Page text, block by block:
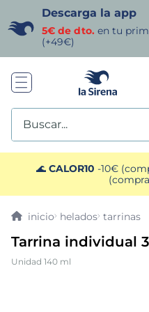
Descarga la app
5€ de dto. en tu
(+49€)
Buscar...
🌊 CALOR10 -10€
helados tarrinas
Tarrina individual
Unidad 140 ml
TÉRMINOS MÁS
1. helados sirena
gambas
3 patatas